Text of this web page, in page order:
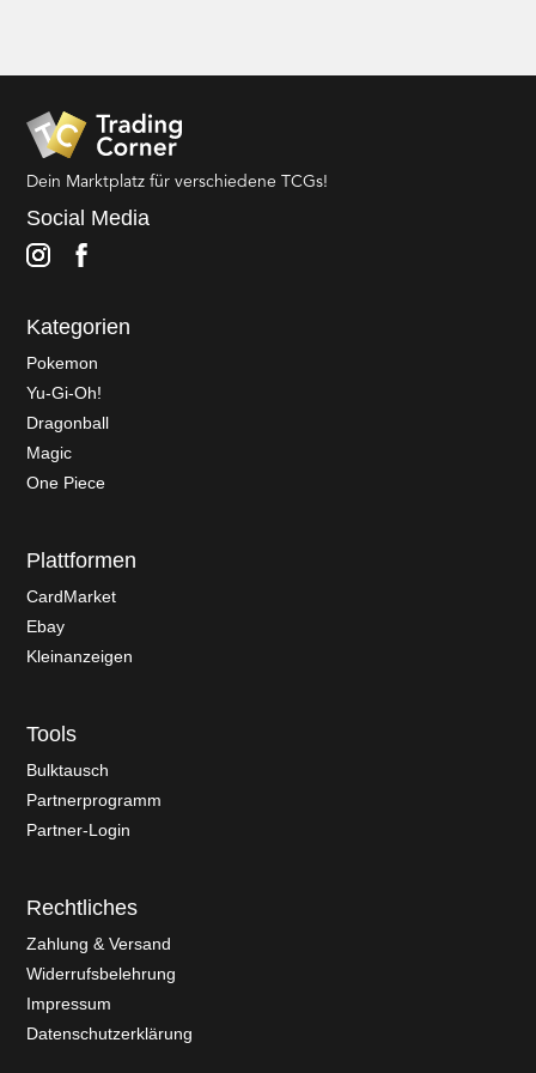
Dein Marktplatz für verschiedene TCGs!
Social Media
Kategorien
Pokemon
Yu-Gi-Oh!
Dragonball
Magic
One Piece
Plattformen
CardMarket
Ebay
Kleinanzeigen
Tools
Bulktausch
Partnerprogramm
Partner-Login
Rechtliches
Zahlung & Versand
Widerrufsbelehrung
Impressum
Datenschutzerklärung